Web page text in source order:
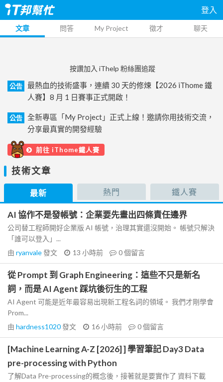
登入
文章 問答 My Project 徵才 聊天
按讚加入 iThelp 粉絲團追蹤
公告
最熱血的技術盛事，連續 30 天的修煉【2026 iThome 鐵
人賽】8 月 1 日賽事正式開啟！
公告
全新專區「My Project」正式上線！邀請你用技術交流，
分享最真實的開發經驗
前往 iThome鐵人賽
技術文章
最新 熱門 鐵人賽
AI 協作不是發帳號：企業要先畫出四條責任邊界
公司替工程師開好企業版 AI 帳號，治理其實還沒開始。 帳號只解決
「誰可以登入」...
由 ryanvale發文 13 小時前 0個留言
從 Prompt 到 Graph Engineering：這些不只是新名
詞，而是 AI Agent 踩坑後衍生的工程
AI Agent 可能是近年最容易出現新工程名詞的領域。 我們才剛學會
Prom...
由 hardness1020發文 16 小時前 0個留言
[Machine Learning A-Z [2026] ] 學習筆記 Day3 Data
pre-processing with Python
了解Data Pre-processing的概念後，接著就是要實作了 資料下載